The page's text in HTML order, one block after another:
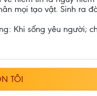
mọi tạo vật. Sinh ra
Khi sống yêu người;
TÔI